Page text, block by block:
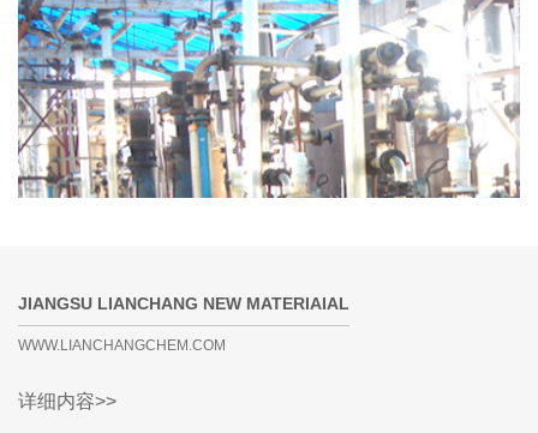
JIANGSU LIANCHANG NEW MATERIAIAL
WWW.LIANCHANGCHEM.COM
详细内容>>